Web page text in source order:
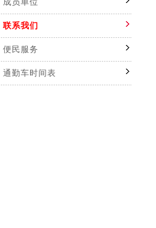
成员单位
联系我们
便民服务
通勤车时间表